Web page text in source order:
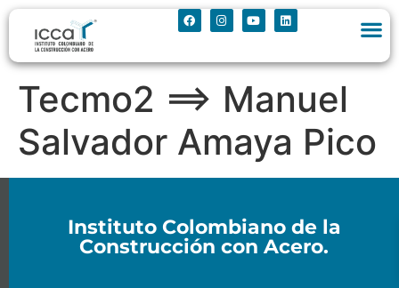
Tecmo2 ==> Manuel
Salvador Amaya Pico
Instituto Colombiano de la
Construcción con Acero.